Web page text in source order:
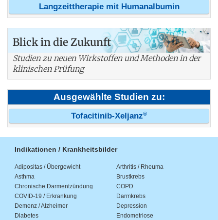
Langzeittherapie mit Humanalbumin
Blick in die Zukunft
Studien zu neuen Wirkstoffen und Methoden in der
klinischen Prüfung
Ausgewählte Studien zu:
Tofacitinib-Xeljanz®
Indikationen / Krankheitsbilder
Adipositas / Übergewicht
Arthritis / Rheuma
Asthma
Brustkrebs
Chronische Darmentzündung
COPD
COVID-19 / Erkrankung
Darmkrebs
Demenz / Alzheimer
Depression
Diabetes
Endometriose